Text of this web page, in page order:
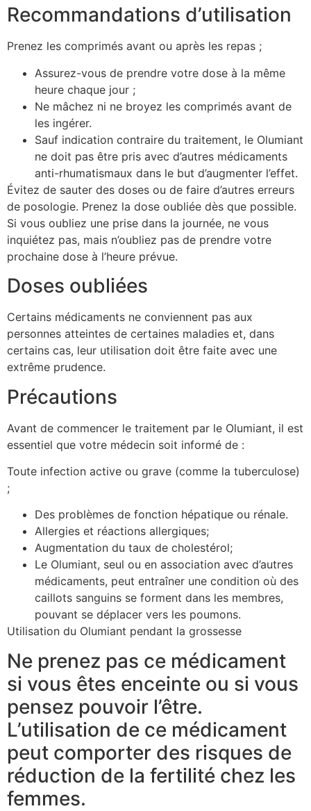
Recommandations d’utilisation
Prenez les comprimés avant ou après les repas ;
Assurez-vous de prendre votre dose à la même
heure chaque jour ;
Ne mâchez ni ne broyez les comprimés avant de
les ingérer.
Sauf indication contraire du traitement, le Olumiant
ne doit pas être pris avec d’autres médicaments
anti-rhumatismaux dans le but d’augmenter l’effet.
Évitez de sauter des doses ou de faire d’autres erreurs
de posologie. Prenez la dose oubliée dès que possible.
Si vous oubliez une prise dans la journée, ne vous
inquiétez pas, mais n’oubliez pas de prendre votre
prochaine dose à l’heure prévue.
Doses oubliées
Certains médicaments ne conviennent pas aux
personnes atteintes de certaines maladies et, dans
certains cas, leur utilisation doit être faite avec une
extrême prudence.
Précautions
Avant de commencer le traitement par le Olumiant, il est
essentiel que votre médecin soit informé de :
Toute infection active ou grave (comme la tuberculose)
;
Des problèmes de fonction hépatique ou rénale.
Allergies et réactions allergiques;
Augmentation du taux de cholestérol;
Le Olumiant, seul ou en association avec d’autres
médicaments, peut entraîner une condition où des
caillots sanguins se forment dans les membres,
pouvant se déplacer vers les poumons.
Utilisation du Olumiant pendant la grossesse
Ne prenez pas ce médicament
si vous êtes enceinte ou si vous
pensez pouvoir l’être.
L’utilisation de ce médicament
peut comporter des risques de
réduction de la fertilité chez les
femmes.